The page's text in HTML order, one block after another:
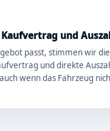
und
passt, stimmen wir
und direkte
wenn das Fahrzeug